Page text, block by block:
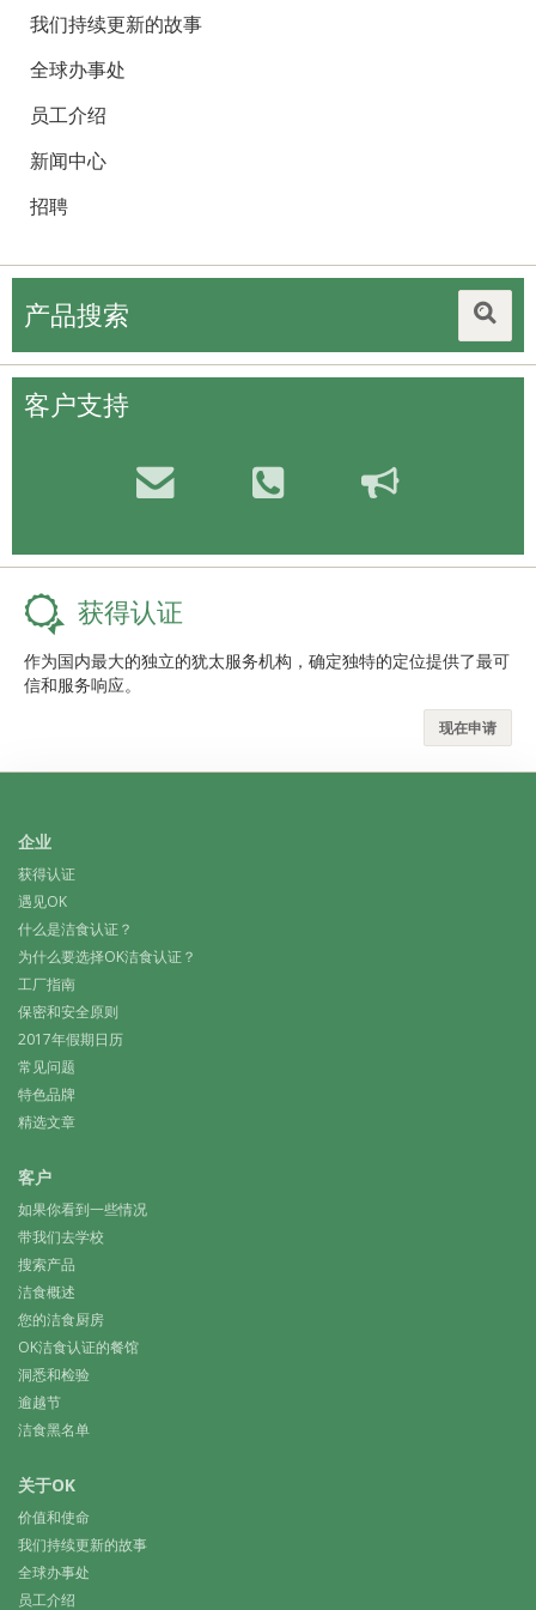
我们持续更新的故事
全球办事处
员工介绍
新闻中心
招聘
产品搜索
客户支持
获得认证
作为国内最大的独立的犹太服务机构，确定独特的定位提供了最可
信和服务响应。
现在申请
企业
获得认证
遇见OK
什么是洁食认证？
为什么要选择OK洁食认证？
工厂指南
保密和安全原则
2017年假期日历
常见问题
特色品牌
精选文章
客户
如果你看到一些情况
带我们去学校
搜索产品
洁食概述
您的洁食厨房
OK洁食认证的餐馆
洞悉和检验
逾越节
洁食黑名单
关于OK
价值和使命
我们持续更新的故事
全球办事处
员工介绍